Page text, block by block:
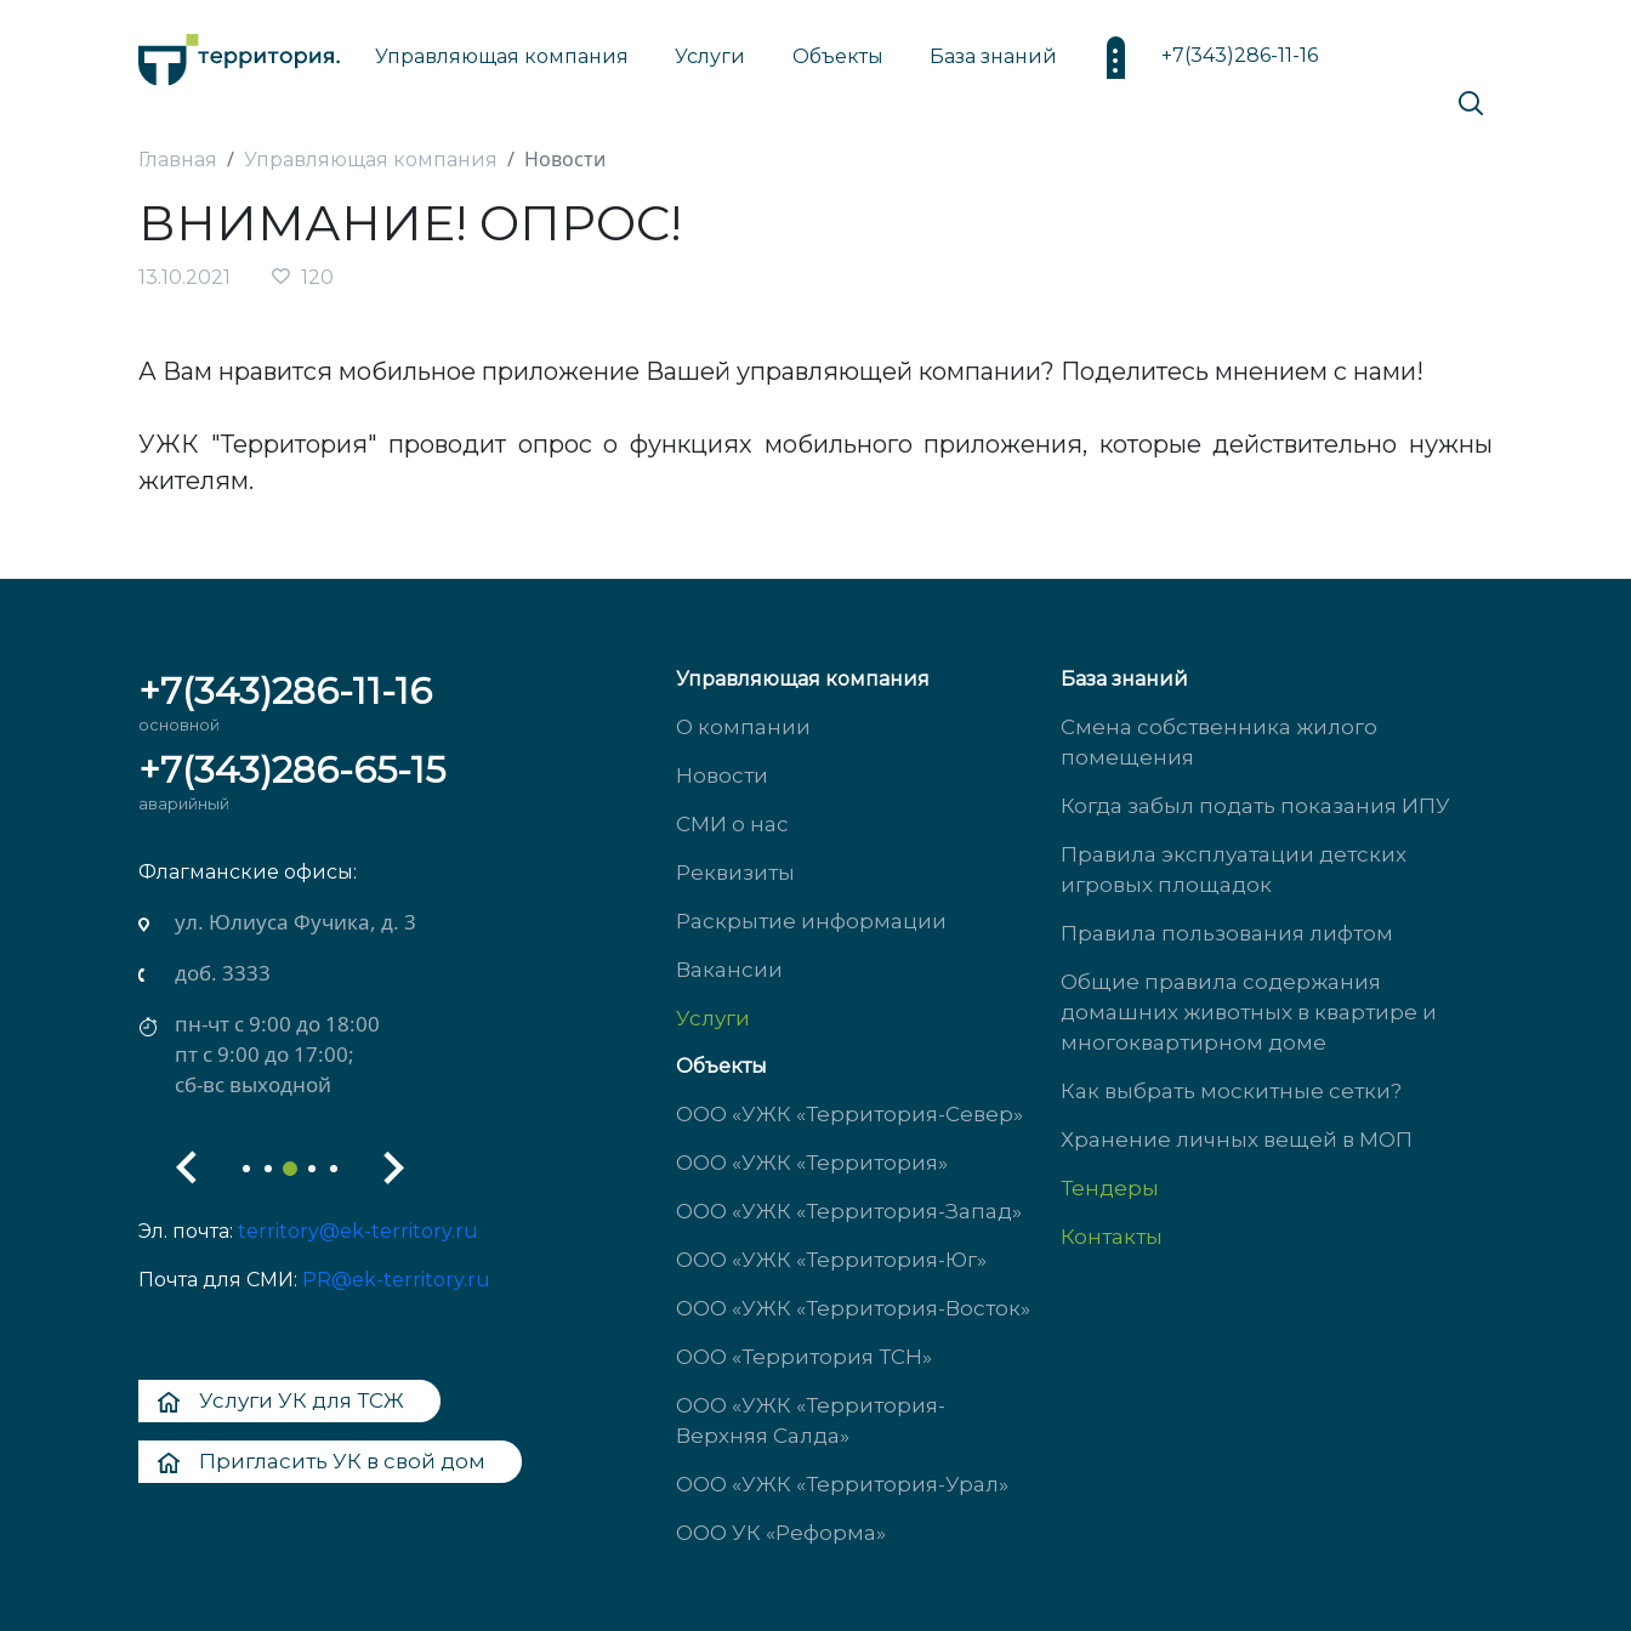
+7(343)286-11-16
Управляющая компания Услуги Объекты База знаний
Главная Управляющая компания Новости
ВНИМАНИЕ! ОПРОС!
13.10.2021 120
А Вам нравится мобильное приложение Вашей управляющей компании? Поделитесь мнением с нами!
УЖК "Территория" проводит опрос о функциях мобильного приложения, которые действительно нужны
жителям.
+7(343)286-11-16
основной
+7(343)286-65-15
аварийный
Флагманские офисы:
ул. Юлиуса Фучика, д. 3
доб. 3333
пн-чт с 9:00 до 18:00
пт с 9:00 до 17:00;
сб-вс выходной
ул. Михеева, д. 2
доб. 3434
пн-чт с 9:00 до 18:00
пт с 9:00 до 17:00
ул. Южногорская, д. 11
доб. 3323
пн-чт с 9:00 до 18:00
пт с 9:00 до 17:00
сб-вс выходной
Эл. почта: territory@ek-territory.ru
Почта для СМИ: PR@ek-territory.ru
Услуги УК для ТСЖ
Пригласить УК в свой дом
Управляющая компания
О компании
Новости
СМИ о нас
Реквизиты
Раскрытие информации
Вакансии
Услуги
Объекты
ООО «УЖК «Территория-Север»
ООО «УЖК «Территория»
ООО «УЖК «Территория-Запад»
ООО «УЖК «Территория-Юг»
ООО «УЖК «Территория-Восток»
ООО «Территория ТСН»
ООО «УЖК «Территория-
Верхняя Салда»
ООО «УЖК «Территория-Урал»
ООО УК «Реформа»
База знаний
Смена собственника жилого
помещения
Когда забыл подать показания ИПУ
Правила эксплуатации детских
игровых площадок
Правила пользования лифтом
Общие правила содержания
домашних животных в квартире и
многоквартирном доме
Как выбрать москитные сетки?
Хранение личных вещей в МОП
Тендеры
Контакты